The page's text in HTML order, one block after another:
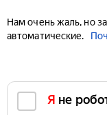
Нам очень жаль, но
автоматические.
Я не